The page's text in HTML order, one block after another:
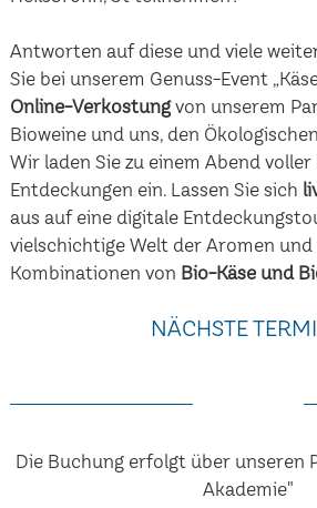
Antworten auf diese und viele
Sie bei unserem Genuss-Event
Online-Verkostungvon unserem
Bioweine und uns, den
Wir laden Sie zu einem Abend
Entdeckungen ein. Lassen Sie sich
aus auf eine digitale
vielschichtige Welt der Aromen
Kombinationen von Bio-Käse und
NÄCHSTE
Die Buchung erfolgt über unseren
Akademie"